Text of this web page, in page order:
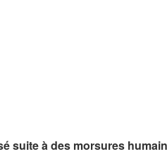
suite à des morsures